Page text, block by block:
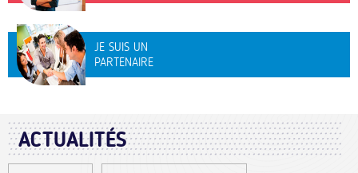
JE SUIS UN
PARTENAIRE
ACTUALITÉS